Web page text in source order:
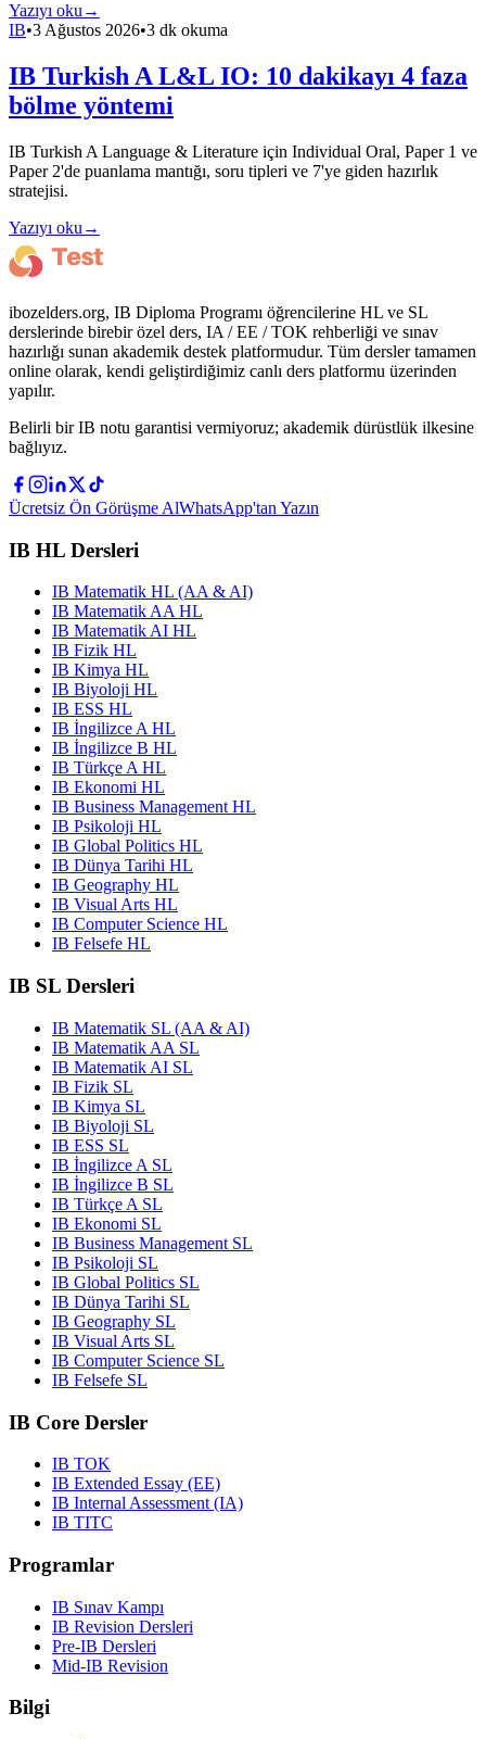
Yazıyı oku →
IB•3 Ağustos 2026•3 dk okuma
IB Turkish A L&L IO: 10 dakikayı 4 faza
bölme yöntemi
IB Turkish A Language & Literature için Individual Oral, Paper 1 ve
Paper 2'de puanlama mantığı, soru tipleri ve 7'ye giden hazırlık
stratejisi.
Yazıyı oku →
ibozelders.org, IB Diploma Programı öğrencilerine HL ve SL
derslerinde birebir özel ders, IA / EE / TOK rehberliği ve sınav
hazırlığı sunan akademik destek platformudur. Tüm dersler tamamen
online olarak, kendi geliştirdiğimiz canlı ders platformu üzerinden
yapılır.
Belirli bir IB notu garantisi vermiyoruz; akademik dürüstlük ilkesine
bağlıyız.
Ücretsiz Ön Görüşme AlWhatsApp'tan Yazın
IB HL Dersleri
IB Matematik HL (AA & AI)
IB Matematik AA HL
IB Matematik AI HL
IB Fizik HL
IB Kimya HL
IB Biyoloji HL
IB ESS HL
IB İngilizce A HL
IB İngilizce B HL
IB Türkçe A HL
IB Ekonomi HL
IB Business Management HL
IB Psikoloji HL
IB Global Politics HL
IB Dünya Tarihi HL
IB Geography HL
IB Visual Arts HL
IB Computer Science HL
IB Felsefe HL
IB SL Dersleri
IB Matematik SL (AA & AI)
IB Matematik AA SL
IB Matematik AI SL
IB Fizik SL
IB Kimya SL
IB Biyoloji SL
IB ESS SL
IB İngilizce A SL
IB İngilizce B SL
IB Türkçe A SL
IB Ekonomi SL
IB Business Management SL
IB Psikoloji SL
IB Global Politics SL
IB Dünya Tarihi SL
IB Geography SL
IB Visual Arts SL
IB Computer Science SL
IB Felsefe SL
IB Core Dersler
IB TOK
IB Extended Essay (EE)
IB Internal Assessment (IA)
IB TITC
Programlar
IB Sınav Kampı
IB Revision Dersleri
Pre-IB Dersleri
Mid-IB Revision
Bilgi